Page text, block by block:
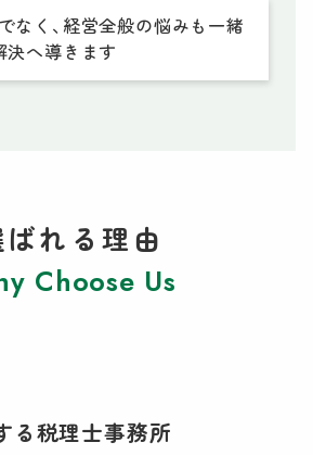
なく、経営全般の悩みも一緒
決へ導きます
ばれる理由
Choose Us
る税理士事務所